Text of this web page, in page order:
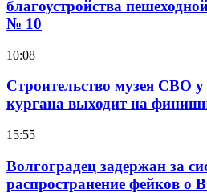
благоустройства
№ 10
10:08
Строительство музея СВО
кургана выходит на
15:55
Волгоградец задержан за
распространение фейков о